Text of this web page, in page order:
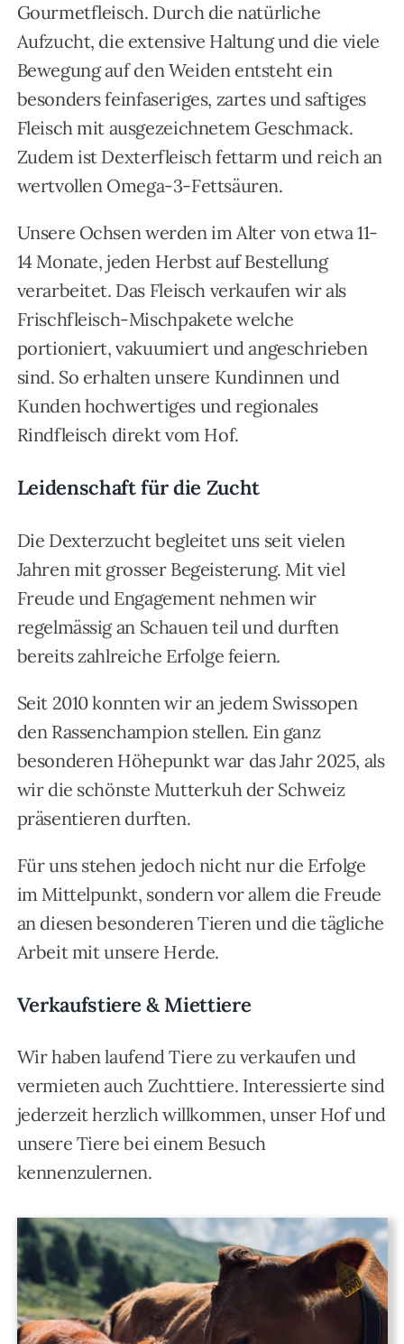
Gourmetfleisch. Durch die natürliche
Aufzucht, die extensive Haltung und die viele
Bewegung auf den Weiden entsteht ein
besonders feinfaseriges, zartes und saftiges
Fleisch mit ausgezeichnetem Geschmack.
Zudem ist Dexterfleisch fettarm und reich an
wertvollen Omega-3-Fettsäuren.
Unsere Ochsen werden im Alter von etwa 11-
14 Monate, jeden Herbst auf Bestellung
verarbeitet. Das Fleisch verkaufen wir als
Frischfleisch-Mischpakete welche
portioniert, vakuumiert und angeschrieben
sind. So erhalten unsere Kundinnen und
Kunden hochwertiges und regionales
Rindfleisch direkt vom Hof.
Leidenschaft für die Zucht
Die Dexterzucht begleitet uns seit vielen
Jahren mit grosser Begeisterung. Mit viel
Freude und Engagement nehmen wir
regelmässig an Schauen teil und durften
bereits zahlreiche Erfolge feiern.
Seit 2010 konnten wir an jedem Swissopen
den Rassenchampion stellen. Ein ganz
besonderen Höhepunkt war das Jahr 2025, als
wir die schönste Mutterkuh der Schweiz
präsentieren durften.
Für uns stehen jedoch nicht nur die Erfolge
im Mittelpunkt, sondern vor allem die Freude
an diesen besonderen Tieren und die tägliche
Arbeit mit unsere Herde.
Verkaufstiere & Miettiere
Wir haben laufend Tiere zu verkaufen und
vermieten auch Zuchttiere. Interessierte sind
jederzeit herzlich willkommen, unser Hof und
unsere Tiere bei einem Besuch
kennenzulernen.